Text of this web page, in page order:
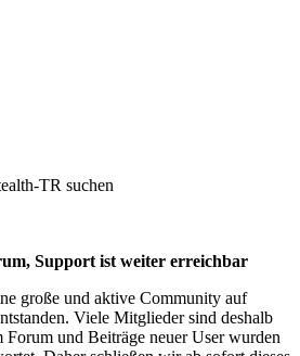
TR suchen
Support ist weiter erreichbar
große und aktive Community auf
Viele Mitglieder sind deshalb
und Beiträge neuer User wurden